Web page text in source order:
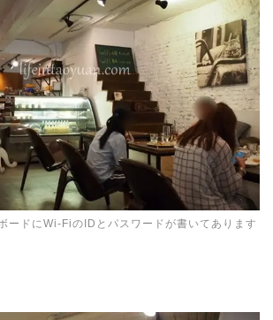
ードにWi-FiのIDとパスワードが書いてあります